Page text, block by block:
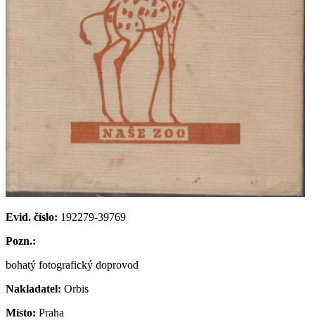
Evid. číslo: 192279-39769
Pozn.:
bohatý fotografický doprovod
Nakladatel: Orbis
Místo: Praha